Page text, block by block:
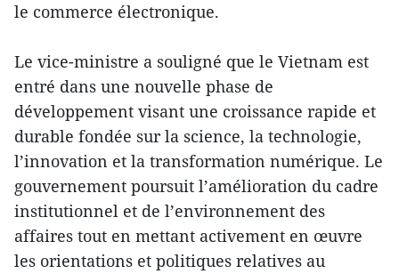
le commerce électronique.
Le vice-ministre a souligné que le Vietnam est
entré dans une nouvelle phase de
développement visant une croissance rapide et
durable fondée sur la science, la technologie,
l’innovation et la transformation numérique. Le
gouvernement poursuit l’amélioration du cadre
institutionnel et de l’environnement des
affaires tout en mettant activement en œuvre
les orientations et politiques relatives au